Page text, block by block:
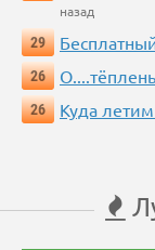
назад
29
26
26
Куда